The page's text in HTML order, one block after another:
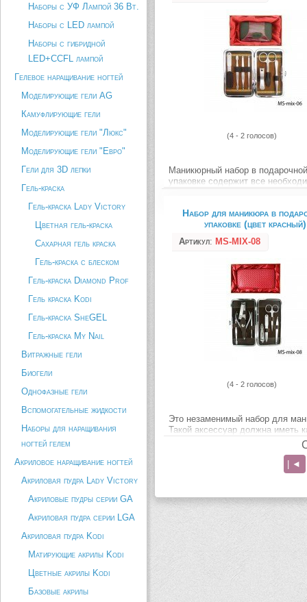
Наборы с УФ Лампой 36 Вт.
Наборы с LED лампой
Наборы с гибридной
LED+CCFL лампой
Гелевое наращивание ногтей
Моделирующие гели AG
Камуфлирующие гели
Моделирующие гели "Люкс"
Моделирующие гели "Евро"
Гели для 3D лепки
Гель-краска
Гель-краска Lady Victory
Цветная гель-краска
Сахарная гель краска
Гель-краска с блеском
Гель-краска Diamond Prof
Гель краска Kodi
Гель-краска SheGEL
Гель-краска My Nail
Витражные гели
Биогели
Однофазные гели
Вспомогательные жидкости
Наборы для наращивания
ногтей гелем
Акриловое наращивание ногтей
Акриловая пудра Lady Victory
Акриловые пудры серии GA
Акриловая пудра серии LGA
Акриловая пудра Kodi
Матирующие акрилы Kodi
Цветные акрилы Kodi
Базовые акрилы
(4 - 2 голосов)
Маникюрный набор в подарочной
упаковке содержит все
пилочка для ногтей – пушер –
косметологическая лопатка –
маникюрные ножницы – пинцет
бровей.
Описание товара
Набор для маникюра в
упаковке (цвет красный)
Артикул: MS-MIX-08
(4 - 2 голосов)
Это незаменимый набор для
Такой аксессуар должна иметь
женщина. Укомплектован в
стильный футляр. Изготовлен из
качественных материалов. Все
инструменты готовы к
1 шт;...
| ◄